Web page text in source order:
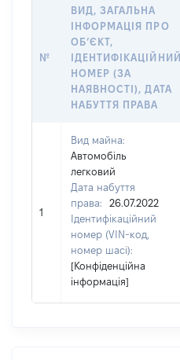
№
ВИД, ЗАГАЛЬНА
ІНФОРМАЦІЯ ПРО
ОБʼЄКТ,
ІДЕНТИФІКАЦІЙНИЙ
НОМЕР (ЗА
НАЯВНОСТІ), ДАТА
НАБУТТЯ ПРАВА
1
Вид майна:
Автомобіль
легковий
Дата набуття
права:
26.07.2022
Ідентифікаційний
номер (VIN-код,
номер шасі):
[Конфіденційна
інформація]